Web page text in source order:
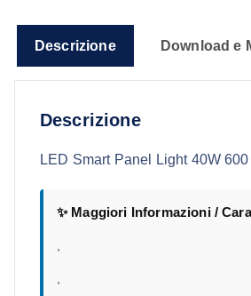
Descrizione Download e
Descrizione
LED Smart Panel Light 40W
✨ Maggiori Informazioni /